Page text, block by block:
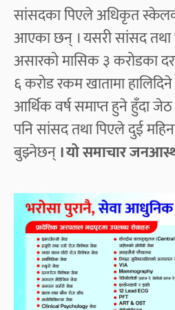
सांसदका पिएले अधिकृत
आएका छन् । यसरी सांसद तथा
असारको मासिक ३ करोडका
६ करोड रकम खातामा हालिदिने
आर्थिक वर्ष समाप्त हुने हुँदा
पनि सांसद तथा पिएले दुई
बुझ्नेछन्। यो समाचार